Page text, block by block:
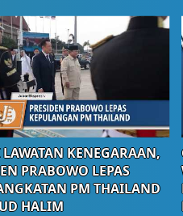
KENEGARAAN,
PRABOWO LEPAS
PM THAILAND
HALIM